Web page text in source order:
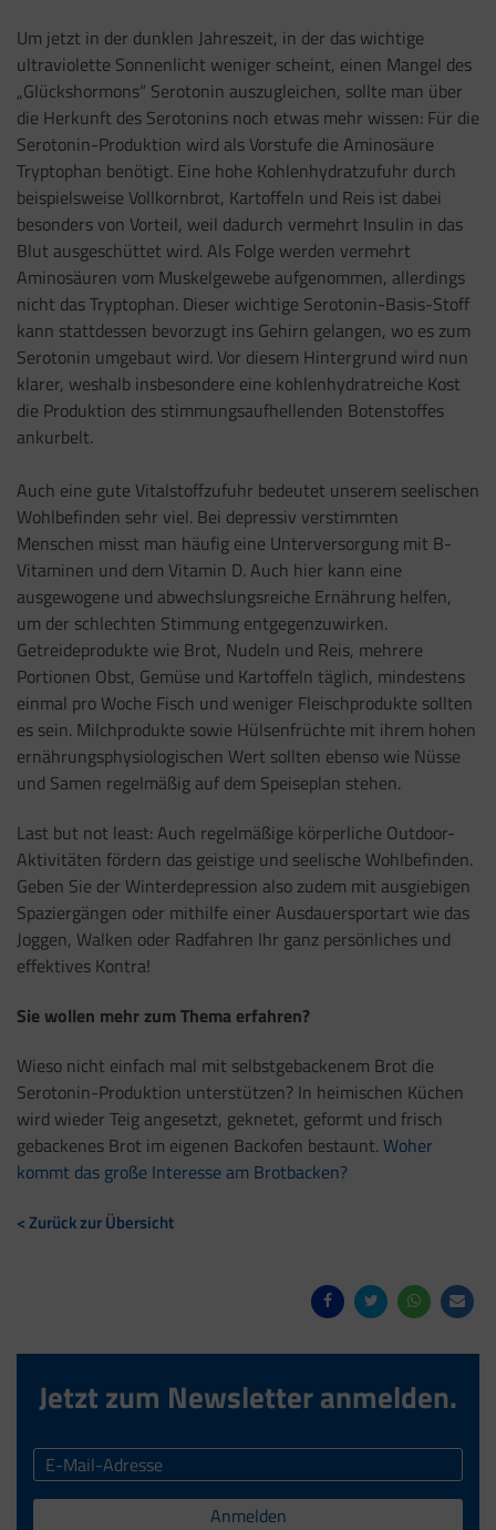
Um jetzt in der dunklen Jahreszeit, in der das wichtige
ultraviolette Sonnenlicht weniger scheint, einen Mangel des
„Glückshormons“ Serotonin auszugleichen, sollte man über
die Herkunft des Serotonins noch etwas mehr wissen: Für die
Serotonin-Produktion wird als Vorstufe die Aminosäure
Tryptophan benötigt. Eine hohe Kohlenhydratzufuhr durch
beispielsweise Vollkornbrot, Kartoffeln und Reis ist dabei
besonders von Vorteil, weil dadurch vermehrt Insulin in das
Blut ausgeschüttet wird. Als Folge werden vermehrt
Aminosäuren vom Muskelgewebe aufgenommen, allerdings
nicht das Tryptophan. Dieser wichtige Serotonin-Basis-Stoff
kann stattdessen bevorzugt ins Gehirn gelangen, wo es zum
Serotonin umgebaut wird. Vor diesem Hintergrund wird nun
klarer, weshalb insbesondere eine kohlenhydratreiche Kost
die Produktion des stimmungsaufhellenden Botenstoffes
ankurbelt.
Auch eine gute Vitalstoffzufuhr bedeutet unserem seelischen
Wohlbefinden sehr viel. Bei depressiv verstimmten
Menschen misst man häufig eine Unterversorgung mit B-
Vitaminen und dem Vitamin D. Auch hier kann eine
ausgewogene und abwechslungsreiche Ernährung helfen,
um der schlechten Stimmung entgegenzuwirken.
Getreideprodukte wie Brot, Nudeln und Reis, mehrere
Portionen Obst, Gemüse und Kartoffeln täglich, mindestens
einmal pro Woche Fisch und weniger Fleischprodukte sollten
es sein. Milchprodukte sowie Hülsenfrüchte mit ihrem hohen
ernährungsphysiologischen Wert sollten ebenso wie Nüsse
und Samen regelmäßig auf dem Speiseplan stehen.
Last but not least: Auch regelmäßige körperliche Outdoor-
Aktivitäten fördern das geistige und seelische Wohlbefinden.
Geben Sie der Winterdepression also zudem mit ausgiebigen
Spaziergängen oder mithilfe einer Ausdauersportart wie das
Joggen, Walken oder Radfahren Ihr ganz persönliches und
effektives Kontra!
Sie wollen mehr zum Thema erfahren?
Wieso nicht einfach mal mit selbstgebackenem Brot die
Serotonin-Produktion unterstützen? In heimischen Küchen
wird wieder Teig angesetzt, geknetet, geformt und frisch
gebackenes Brot im eigenen Backofen bestaunt. Woher
kommt das große Interesse am Brotbacken?
< Zurück zur Übersicht
Jetzt zum Newsletter anmelden.
Anmelden